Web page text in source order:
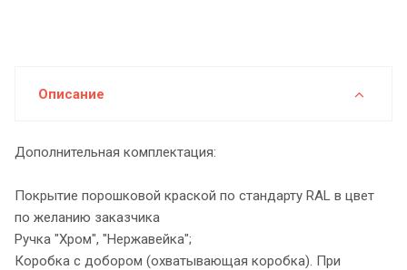
Описание
Дополнительная комплектация:
Покрытие порошковой краской по стандарту RAL в цвет
по желанию заказчика
Ручка "Хром", "Нержавейка";
Коробка с добором (охватывающая коробка). При